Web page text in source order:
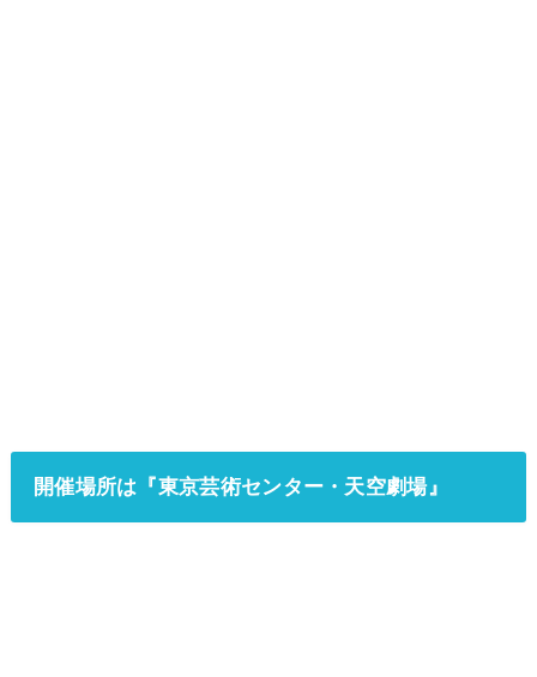
開催場所は『東京芸術センター・天空劇場』